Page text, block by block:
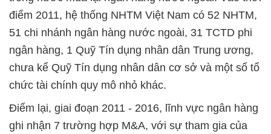
điểm 2011, hệ thống NHTM Việt Nam có 52 NHTM,
51 chi nhánh ngân hàng nước ngoài, 31 TCTD phi
ngân hàng, 1 Quỹ Tín dụng nhân dân Trung ương,
chưa kể Quỹ Tín dụng nhân dân cơ sở và một số tổ
chức tài chính quy mô nhỏ khác.
Điểm lại, giai đoạn 2011 - 2016, lĩnh vực ngân hàng
ghi nhận 7 trường hợp M&A, với sự tham gia của